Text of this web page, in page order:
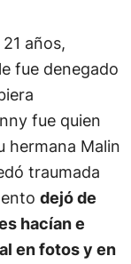
años,
fue denegado
fue quien
hermana Malin
traumada
dejó de
hacían e
en fotos y en